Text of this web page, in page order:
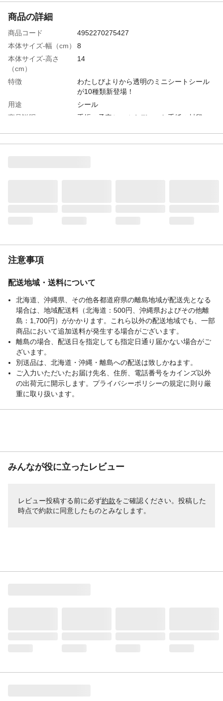
商品の詳細
商品コード
4952270275427
本体サイズ-幅（cm）
8
本体サイズ-高さ
（cm）
14
特徴
わたしびよりから透明のミニシートシール
が10種類新登場！
用途
シール
商品説明
手帳の予定シールやデコ、お手紙の封留
注意事項
配送地域・送料について
北海道、沖縄県、その他各都道府県の離島地域が配送先となる
場合は、地域配送料（北海道：500円、沖縄県およびその他離
島：1,700円）がかかります。これら以外の配送地域でも、一部
商品において追加送料が発生する場合がございます。
離島の場合、配送日を指定しても指定日通り届かない場合がご
ざいます。
別送品は、北海道・沖縄・離島への配送は致しかねます。
ご入力いただいたお届け先名、住所、電話番号をカインズ以外
の出荷元に開示します。プライバシーポリシーの規定に則り厳
重に取り扱います。
みんなが役に立ったレビュー
レビュー投稿する前に必ず約款をご確認ください。投稿した
時点で約款に同意したものとみなします。